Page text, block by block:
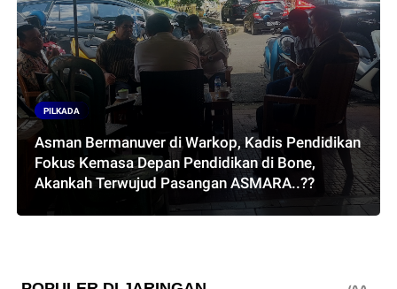
PILKADA
Asman Bermanuver di Warkop, Kadis Pendidikan
Fokus Kemasa Depan Pendidikan di Bone,
Akankah Terwujud Pasangan ASMARA..??